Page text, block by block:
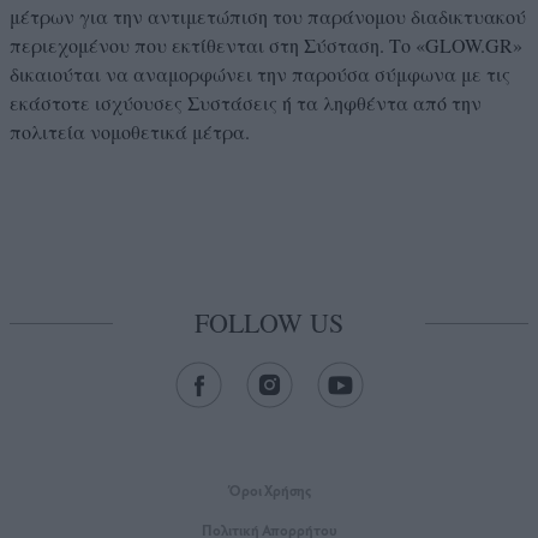
μέτρων για την αντιμετώπιση του παράνομου διαδικτυακού
περιεχομένου που εκτίθενται στη Σύσταση. Το «GLOW.GR»
δικαιούται να αναμορφώνει την παρούσα σύμφωνα με τις
εκάστοτε ισχύουσες Συστάσεις ή τα ληφθέντα από την
πολιτεία νομοθετικά μέτρα.
FOLLOW US
Όροι Xρήσης
Πολιτική Απορρήτου